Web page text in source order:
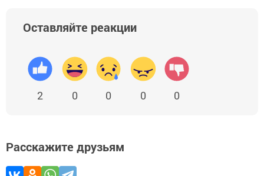
Оставляйте реакции
2 0 0 0 0
Расскажите друзьям